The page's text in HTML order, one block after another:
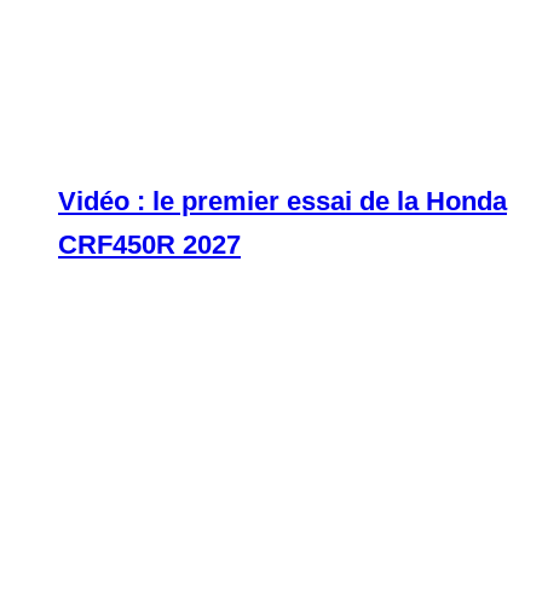
Vidéo : le premier essai de la Honda
CRF450R 2027